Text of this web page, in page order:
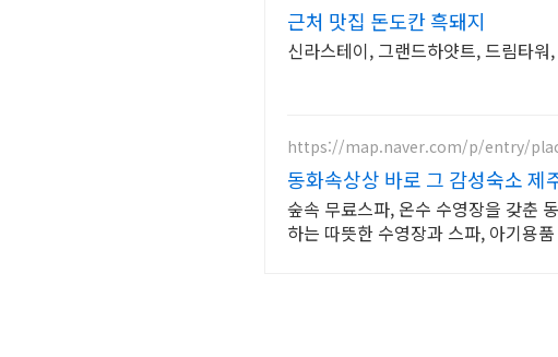
근처 맛집 돈도칸 흑돼지
신라스테이, 그랜드하얏트, 드림타
https://map.naver.com/p/entry/
동화속상상 바로 그 감성숙소 제
숲속 무료스파, 온수 수영장을 갖춘
하는 따뜻한 수영장과 스파, 아기용